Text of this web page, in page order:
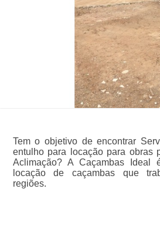
Tem o objetivo de encontrar
entulho para locação para obras
Aclimação? A Caçambas Ideal
locação de caçambas que
regiões.